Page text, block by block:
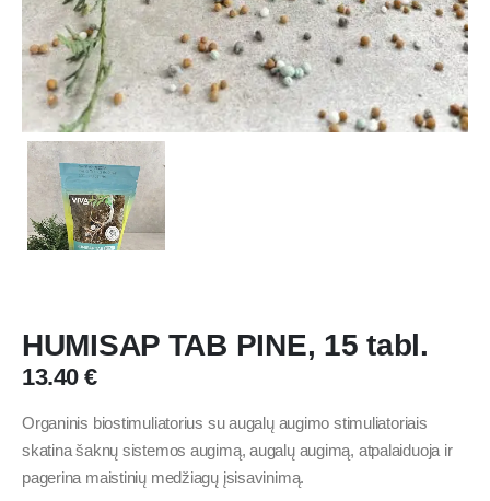
HUMISAP TAB PINE, 15 tabl.
13.40€
Organinis biostimuliatorius su augalų augimo stimuliatoriais
skatina šaknų sistemos augimą, augalų augimą, atpalaiduoja ir
pagerina maistinių medžiagų įsisavinimą.